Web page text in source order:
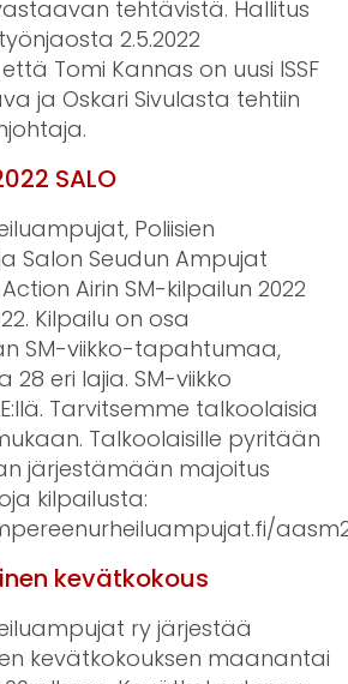
tehtävistä. Hallitus
2.5.2022
Tomi Kannas on uusi ISSF
ja Oskari Sivulasta tehtiin
SALO
Poliisien
Salon Seudun Ampujat
Airin SM-kilpailun 2022
Kilpailu on osa
SM-viikko-tapahtumaa,
28 eri lajia. SM-viikko
Tarvitsemme talkoolaisia
Talkoolaisille pyritään
järjestämään majoitus
kilpailusta:
kevätkokous
ry järjestää
kevätkokouksen maanantai